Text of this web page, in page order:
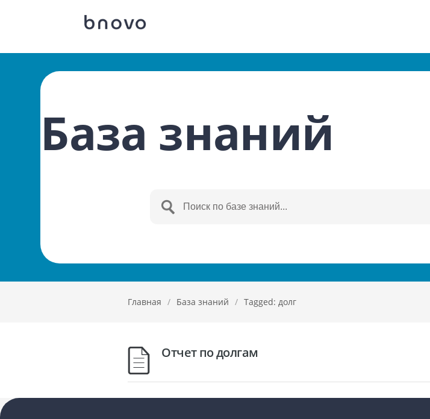
База знаний
Главная / База знаний / Tagged: долг
Отчет по долгам